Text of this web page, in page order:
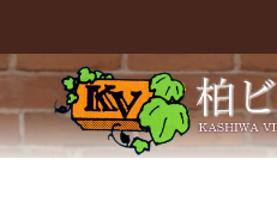
伝統を大切にし、未来